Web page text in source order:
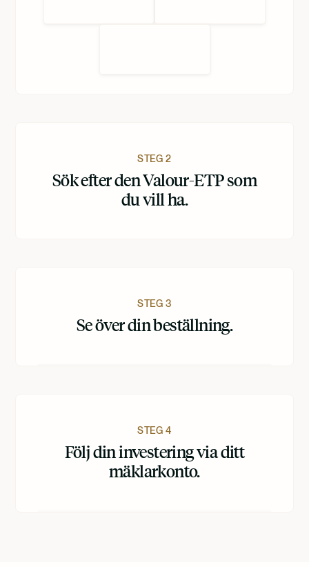
STEG 2
Sök efter den Valour-ETP som
du vill ha.
STEG 3
Se över din beställning.
STEG 4
Följ din investering via ditt
mäklarkonto.